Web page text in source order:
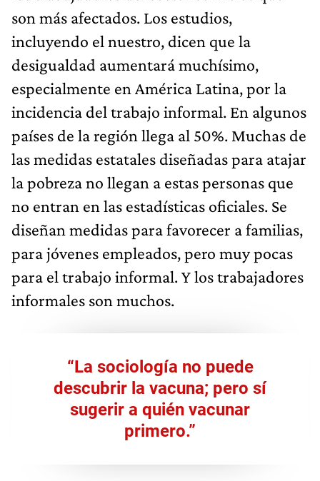
son más afectados. Los estudios,
incluyendo el nuestro, dicen que la
desigualdad aumentará muchísimo,
especialmente en América Latina, por la
incidencia del trabajo informal. En algunos
países de la región llega al 50%. Muchas de
las medidas estatales diseñadas para atajar
la pobreza no llegan a estas personas que
no entran en las estadísticas oficiales. Se
diseñan medidas para favorecer a familias,
para jóvenes empleados, pero muy pocas
para el trabajo informal. Y los trabajadores
informales son muchos.
“La sociología no puede
descubrir la vacuna; pero sí
sugerir a quién vacunar
primero.”